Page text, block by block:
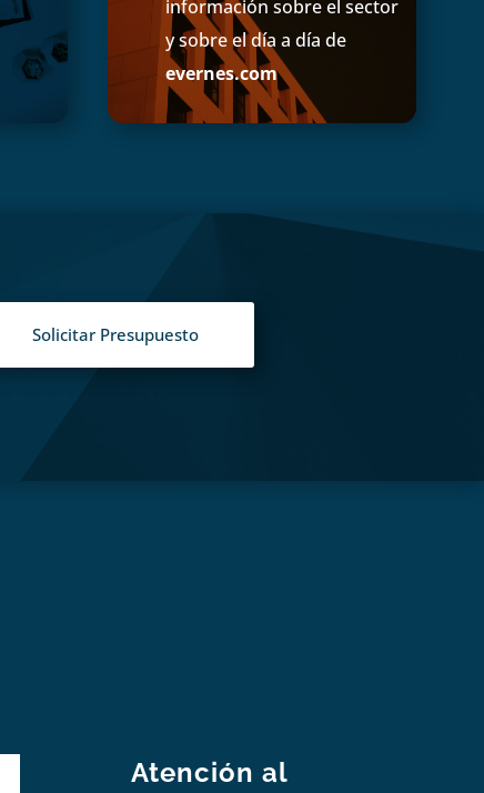
información sobre el sector
y sobre el día a día de
evernes.com
Solicitar Presupuesto
Atención al